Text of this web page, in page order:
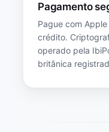
Pagamento
Pague com
crédito.
operado pela
britânica